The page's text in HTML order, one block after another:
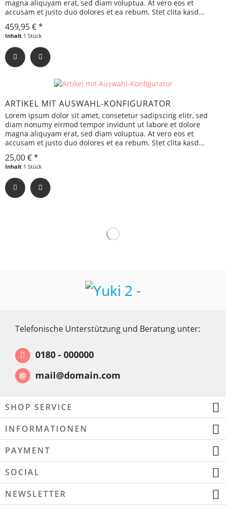
magna aliquyam erat, sed diam voluptua. At vero eos et
accusam et justo duo dolores et ea rebum. Stet clita kasd...
Inhalt 1 Stück
459,95 € *
ARTIKEL MIT AUSWAHL-KONFIGURATOR
Lorem ipsum dolor sit amet, consetetur sadipscing elitr, sed
diam nonumy eirmod tempor invidunt ut labore et dolore
magna aliquyam erat, sed diam voluptua. At vero eos et
accusam et justo duo dolores et ea rebum. Stet clita kasd...
Inhalt 1 Stück
25,00 € *
Telefonische Unterstützung und Beratung unter:
0180 - 000000
@ mail@domain.com
SHOP SERVICE
INFORMATIONEN
PAYMENT
SOCIAL
NEWSLETTER